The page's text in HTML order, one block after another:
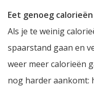
Eet genoeg calorieën
Als je te weinig
spaarstand gaan en
weer meer calorieën
nog harder aankomt: